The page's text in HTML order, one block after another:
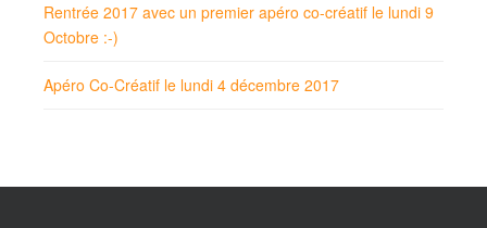
Rentrée 2017 avec un premier apéro co-créatif le lundi 9
Octobre :-)
Apéro Co-Créatif le lundi 4 décembre 2017